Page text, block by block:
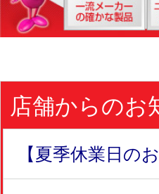
店舗からのお
【夏季休業日の